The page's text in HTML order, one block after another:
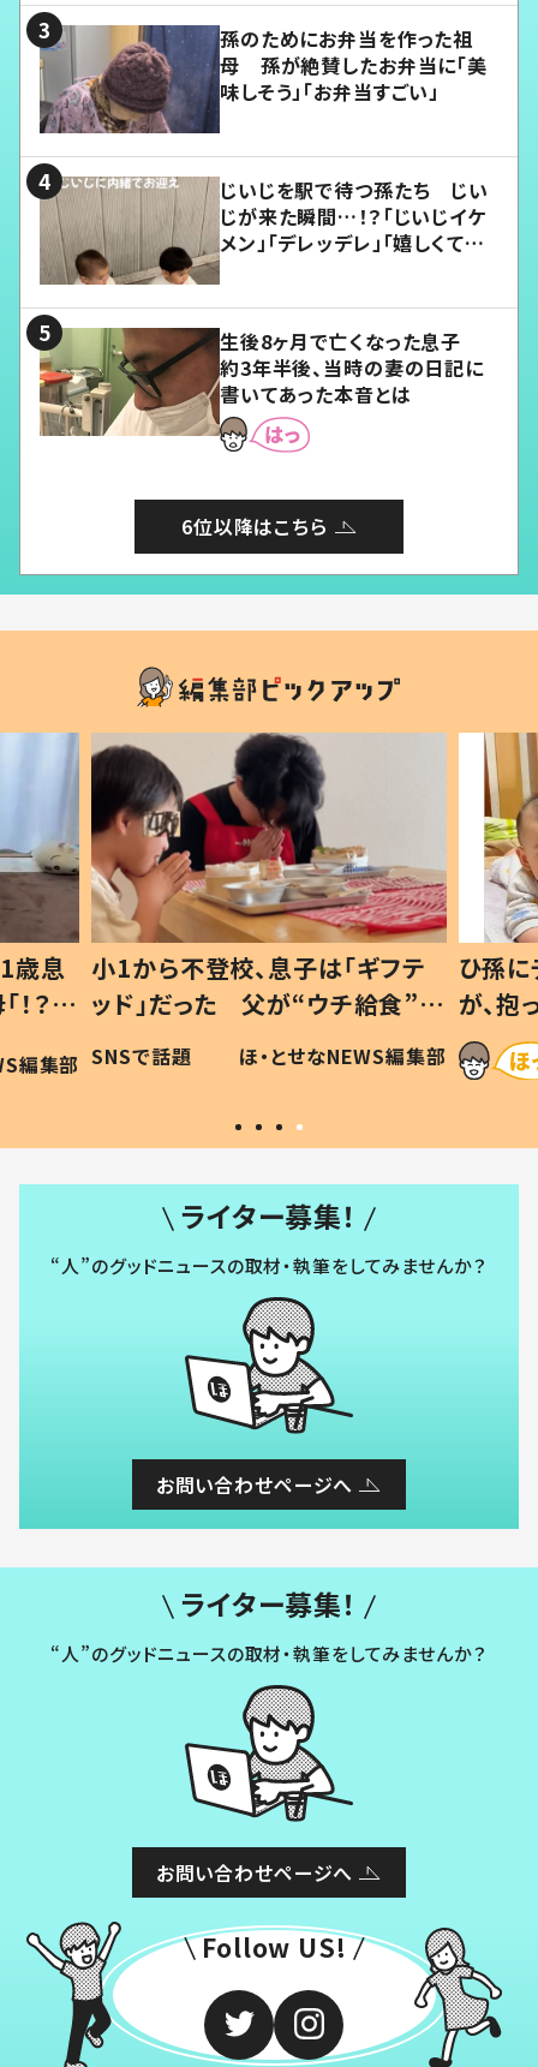
孫のためにお弁当を作った祖
母 孫が絶賛したお弁当に「美
味しそう」「お弁当すごい」
じいじを駅で待つ孫たち じい
じが来た瞬間…！？「じいじイケ
メン」「デレッデレ」「嬉しくて可
生後8ヶ月で亡くなった息子
約3年半後、当時の妻の日記に
書いてあった本音とは
6位以降はこちら
歳息
？」
編集部
小1から不登校、息子は「ギフテ
ッド」だった 父が“ウチ給食”を
作り続ける理由とは #令和の親
#令和の子
SNSで話題 ほ・とせなNEWS編集部
ひ孫
が、
「涙が
い」
ライター募集！
“人”のグッドニュースの取材・執筆をしてみませんか？
お問い合わせページへ
ライター募集！
“人”のグッドニュースの取材・執筆をしてみませんか？
お問い合わせページへ
Follow US!